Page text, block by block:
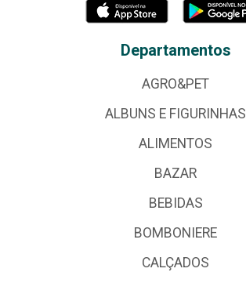
Departamentos
AGRO&PET
ALBUNS E FIGURINHAS
ALIMENTOS
BAZAR
BEBIDAS
BOMBONIERE
CALÇADOS